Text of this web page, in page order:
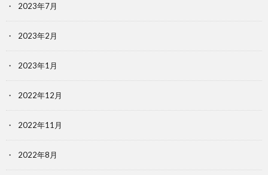
2023年7月
2023年2月
2023年1月
2022年12月
2022年11月
2022年8月